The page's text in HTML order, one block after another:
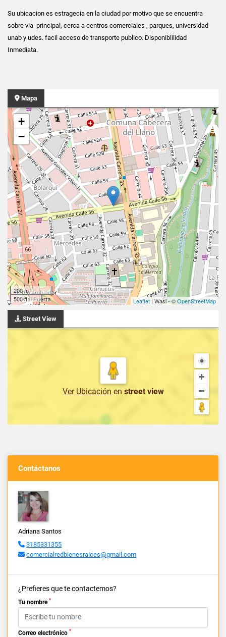
Su ubicacion es estragecia en la ciudad por motivo que se encuentra
sobre via principal, cerca a centros comerciales , parques, universidad
unab y udes. facil acceso de transporte publico. Disponiblilidad
Inmediata.
Mapa
+
−
200 m
500 ft
Leaflet | Wasi - ©OpenStreetMap
Street View
Ver Ubicación en street view
Contáctanos
Adriana Santos
3185331355
comercialredbienesraices@gmail.com
¿Prefieres que te contactemos?
Tu nombre *
Correo electrónico *